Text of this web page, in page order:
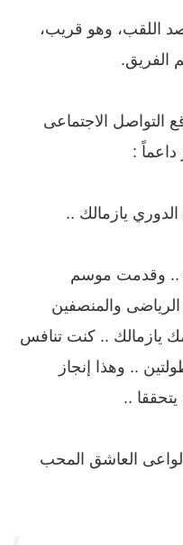
اللقب، وهو قريب،
الفريق.
الاجتماعى
:
يازمالك ..
وقدمت موسم
الرياضى والمنصفين
يازمالك .. كنت تنافس
.. وهذا إنجاز
..
العاشق المحب